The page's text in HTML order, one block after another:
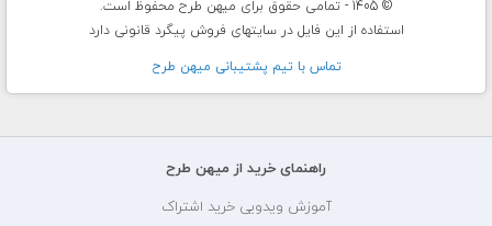
© 1405 - تمامی حقوق برای میهن طرح محفوظ است.
استفاده از این فایل در سایتهای فروش پیگرد قانونی دارد
تماس با تيم پشتيبانی ميهن طرح
راهنمای خرید از میهن طرح
آموزش ویدویی خرید اشتراک